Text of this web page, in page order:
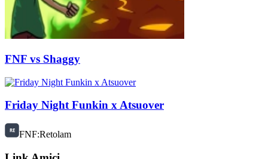
FNF vs Shaggy
Friday Night Funkin x Atsuover
FNF:Retolam